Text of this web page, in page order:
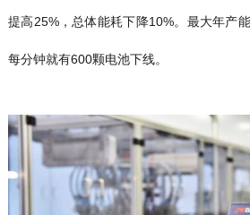
提高25%，总体能耗下降10%。最大年产
每分钟就有600颗电池下线。